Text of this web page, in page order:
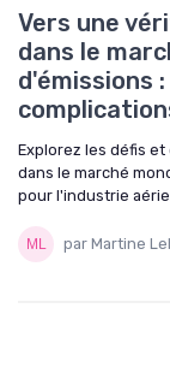
Vers une
dans le
d'émissions
Explorez les défis
dans le marché
pour l'industrie
par Martine